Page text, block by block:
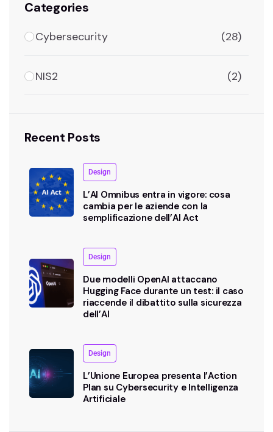
Categories
Cybersecurity (28)
NIS2 (2)
Recent Posts
Design
L’AI Omnibus entra in vigore: cosa
cambia per le aziende con la
semplificazione dell’AI Act
Design
Due modelli OpenAI attaccano
Hugging Face durante un test: il caso
riaccende il dibattito sulla sicurezza
dell’AI
Design
L’Unione Europea presenta l’Action
Plan su Cybersecurity e Intelligenza
Artificiale